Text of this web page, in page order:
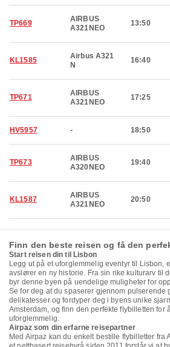
TP669
AIRBUS
A321NEO
13:50
KL1585
Airbus A321
N
16:40
TP671
AIRBUS
A321NEO
17:25
HV5957 - 18:50
TP673
AIRBUS
A320NEO
19:40
KL1587
AIRBUS
A321NEO
20:50
Finn den beste reisen og få den
Start reisen din til Lisbon
Legg ut på et uforglemmelig eventyr til Lisbon,
avslører en ny historie. Fra sin rike kulturarv til
byr denne byen på uendelige muligheter for
Se for deg at du spaserer gjennom pulserende
delikatesser og fordyper deg i byens unike
Amsterdam, og finn den perfekte flybilletten for
uforglemmelig.
Airpaz som din erfarne reisepartner
Med Airpaz kan du enkelt bestille flybilletter fra